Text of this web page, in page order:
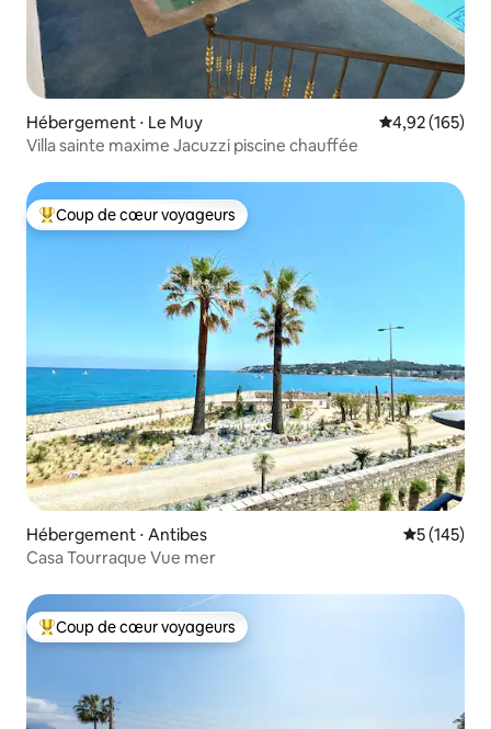
Hébergement ⋅ Le Muy Évaluation
4,92 (165)
Villa sainte maxime Jacuzzi piscine chauffée
Coups de cœur voyageurs les plus appréciés
Coup de cœur voyageurs
Hébergement ⋅ Antibes Évaluation
5 (145)
Casa Tourraque Vue mer
Coups de cœur voyageurs les plus appréciés
Coup de cœur voyageurs